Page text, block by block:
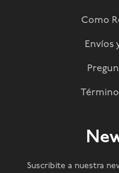
Como
Envíos
Suscribite a nuestra